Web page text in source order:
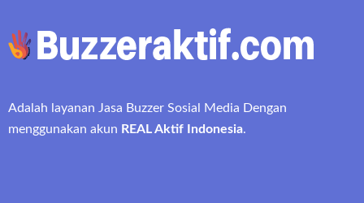
Adalah layanan Jasa Buzzer Sosial Media Dengan
menggunakan akun REAL Aktif Indonesia.